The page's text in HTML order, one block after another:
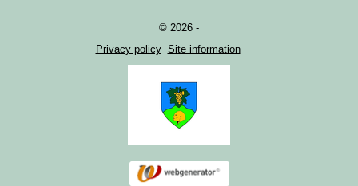
© 2026 -
Privacy policy Site information